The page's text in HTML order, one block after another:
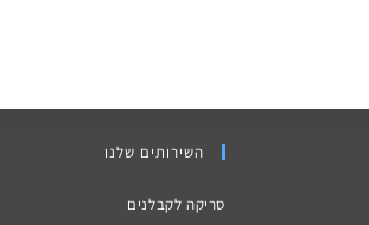
השירותים שלנו
סריקה לקבלנים